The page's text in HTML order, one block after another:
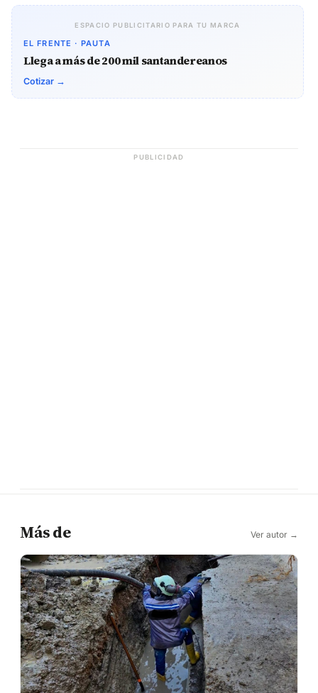
ESPACIO PUBLICITARIO PARA TU MARCA
EL FRENTE · PAUTA
Llega a más de 200 mil santandereanos
Cotizar →
PUBLICIDAD
Más de Ver autor →